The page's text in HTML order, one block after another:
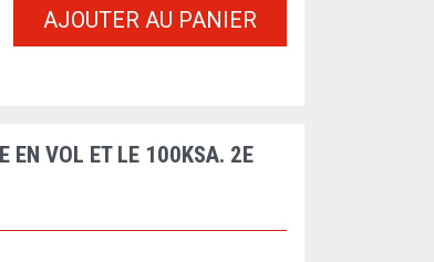
AJOUTER AU PANIER
EN VOL ET LE 100KSA. 2E